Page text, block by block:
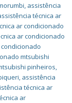
, assistência
técnica ar
ar condicionado
ar condicionado
mtsubishi
pinheiros,
, assistência
técnica ar
ar